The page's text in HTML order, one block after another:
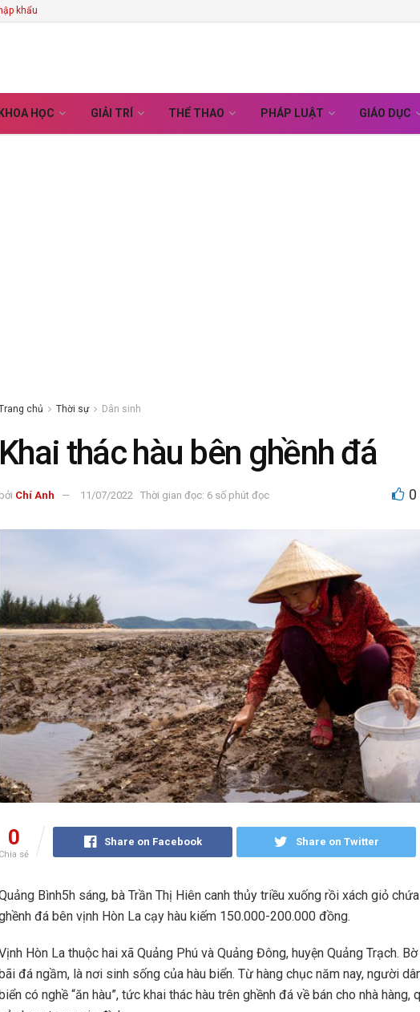
khẩu
KHOA HỌC GIẢI TRÍ THỂ THAO PHÁP LUẬT GIÁO DỤC
chủ Thời sự Dân sinh
Khai thác hàu bên ghềnh đá
bởi Chí Anh 11/07/2022 Thời gian đọc: 6 số phút đọc 0
0
Chia sẻ
Share on Facebook Share on Twitter
Bình5h sáng, bà Trần Thị Hiên canh thủy triều xuống rồi xách giỏ
đá bên vịnh Hòn La cạy hàu kiếm 150.000-200.000 đồng.
Hòn La thuộc hai xã Quảng Phú và Quảng Đông, huyện Quảng Trạch.
bãi đá ngầm, là nơi sinh sống của hàu biển. Từ hàng chục năm nay, người
biển có nghề “ăn hàu”, tức khai thác hàu trên ghềnh đá về bán cho nhà hàng,